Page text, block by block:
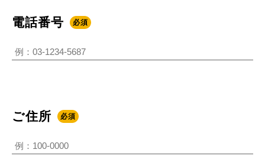
電話番号 必須
ご住所 必須